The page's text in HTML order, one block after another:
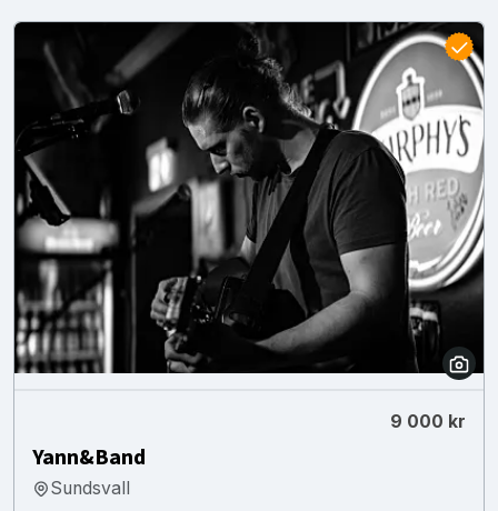
9 000 kr
Yann&Band
Sundsvall